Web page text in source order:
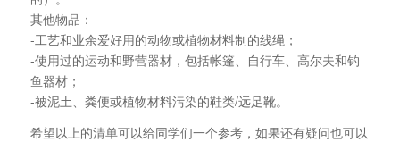
其他物品：
-工艺和业余爱好用的动物或植物材料制的线绳；
-使用过的运动和野营器材，包括帐篷、自行车、高尔夫和钓
鱼器材；
-被泥土、粪便或植物材料污染的鞋类/远足靴。
希望以上的清单可以给同学们一个参考，如果还有疑问也可以